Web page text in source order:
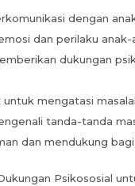
dengan
dan perilaku anak-
dukungan
mengatasi
tanda-tanda
dan mendukung
Psikososial